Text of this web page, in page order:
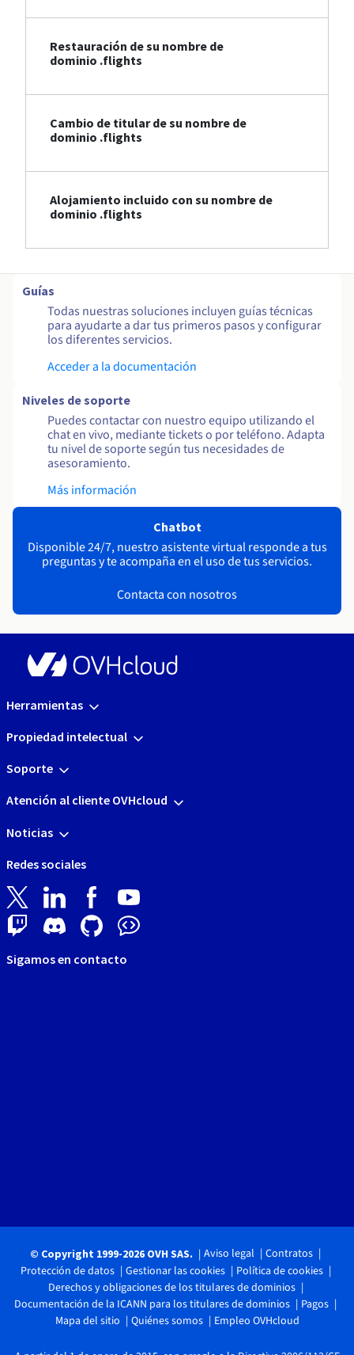
Restauración de su nombre de
dominio .flights
Cambio de titular de su nombre de
dominio .flights
Alojamiento incluido con su nombre de
dominio .flights
Guías
Todas nuestras soluciones incluyen guías técnicas
para ayudarte a dar tus primeros pasos y configurar
los diferentes servicios.
Acceder a la documentación
Niveles de soporte
Puedes contactar con nuestro equipo utilizando el
chat en vivo, mediante tickets o por teléfono. Adapta
tu nivel de soporte según tus necesidades de
asesoramiento.
Más información
Chatbot
Disponible 24/7, nuestro asistente virtual responde a tus
preguntas y te acompaña en el uso de tus servicios.
Contacta con nosotros
Herramientas
Propiedad intelectual
Soporte
Atención al cliente OVHcloud
Noticias
Redes sociales
Sigamos en contacto
© Copyright 1999-2026 OVH SAS. Aviso legal
Contratos
Protección de datos
Gestionar las cookies
Política de cookies
Derechos y obligaciones de los titulares de dominios
Documentación de la ICANN para los titulares de dominios
Pagos
Mapa del sitio
Quiénes somos Empleo OVHcloud